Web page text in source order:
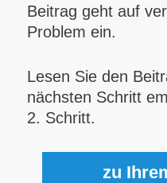
Beitrag geht auf
Problem ein.
Lesen Sie den
nächsten Schritt
2. Schritt.
zu